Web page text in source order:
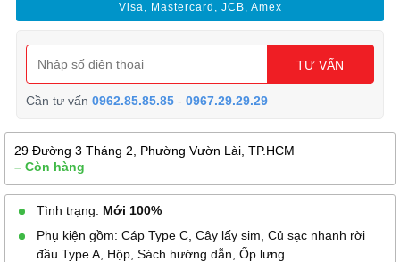
Visa, Mastercard, JCB, Amex
TƯ VẤN
Cần tư vấn0962.85.85.85 -0967.29.29.29
29 Đường 3 Tháng 2, Phường Vườn Lài, TP.HCM
– Còn hàng
Tình trạng: Mới 100%
Phụ kiện gồm: Cáp Type C, Cây lấy sim, Củ sạc nhanh rời
đầu Type A, Hộp, Sách hướng dẫn, Ốp lưng